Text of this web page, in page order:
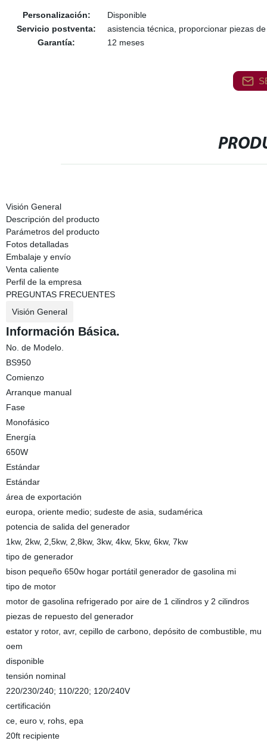
Personalización:
Disponible
Servicio postventa:
asistencia técnica, proporcionar piezas
Garantía:
12 meses
Visión General
Descripción del producto
Parámetros del producto
Fotos detalladas
Embalaje y envío
Venta caliente
Perfil de la empresa
PREGUNTAS FRECUENTES
Visión General
Información Básica.
No. de Modelo.
BS950
Comienzo
Arranque manual
Fase
Monofásico
Energía
650W
Estándar
Estándar
área de exportación
europa, oriente medio; sudeste de asia, sudamérica
potencia de salida del generador
1kw, 2kw, 2,5kw, 2,8kw, 3kw, 4kw, 5kw, 6kw, 7kw
tipo de generador
bison pequeño 650w hogar portátil generador de gasolina mi
tipo de motor
motor de gasolina refrigerado por aire de 1 cilindros y 2 cilindros
piezas de repuesto del generador
estator y rotor, avr, cepillo de carbono, depósito de combustible, mu
oem
disponible
tensión nominal
220/230/240; 110/220; 120/240V
certificación
ce, euro v, rohs, epa
20ft recipiente